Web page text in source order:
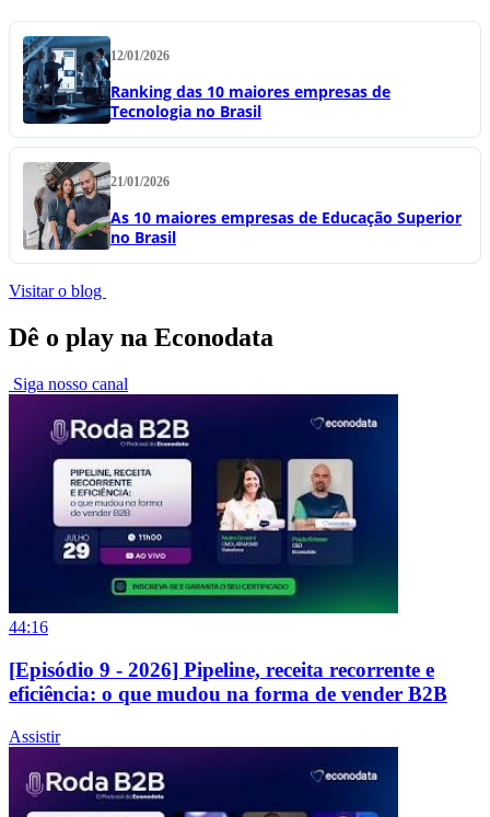
12/01/2026
Ranking das 10 maiores empresas de
Tecnologia no Brasil
21/01/2026
As 10 maiores empresas de Educação Superior
no Brasil
Visitar o blog
Dê o play na Econodata
Siga nosso canal
44:16
[Episódio 9 - 2026] Pipeline, receita recorrente e
eficiência: o que mudou na forma de vender B2B
Assistir